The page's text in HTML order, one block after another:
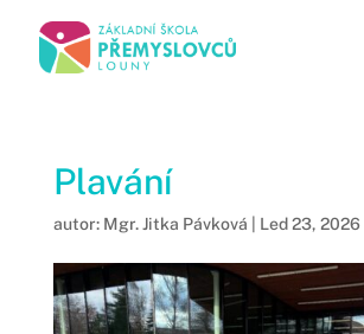
Plavání
autor: Mgr. Jitka Pávková Led 23, 2026|